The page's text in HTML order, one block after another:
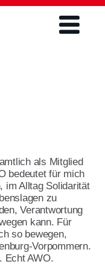
m.
und Förderung
Ehrenamt ist
BFD unter 27
27 Jahre
als Mitglied
bedeutet für mich
im Alltag Solidarität
zu
Verantwortung
kann. Für
so bewegen,
Vorpommern.
Echt AWO.